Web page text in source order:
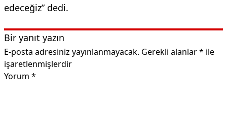
edeceğiz” dedi.
Bir yanıt yazın
E-posta adresiniz yayınlanmayacak. Gerekli alanlar* ile
işaretlenmişlerdir
Yorum *